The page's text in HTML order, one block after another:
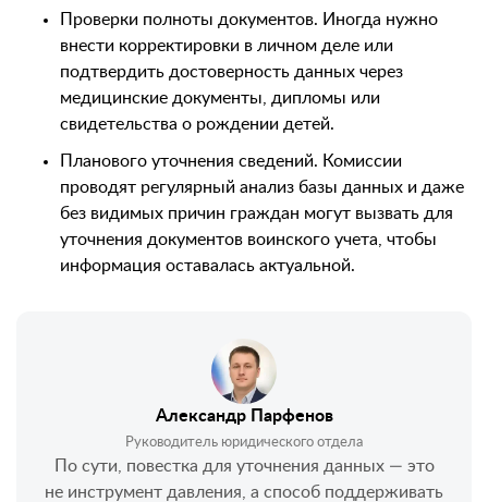
Проверки полноты документов. Иногда нужно
внести корректировки в личном деле или
подтвердить достоверность данных через
медицинские документы, дипломы или
свидетельства о рождении детей.
Планового уточнения сведений. Комиссии
проводят регулярный анализ базы данных и даже
без видимых причин граждан могут вызвать для
уточнения документов воинского учета, чтобы
информация оставалась актуальной.
Александр Парфенов
Руководитель юридического отдела
По сути, повестка для уточнения данных — это
не инструмент давления, а способ поддерживать